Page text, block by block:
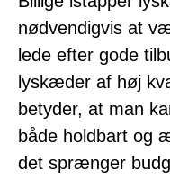
nødvendigvis at
lede efter gode
lyskæder af høj
betyder, at man
både holdbart og
det sprænger